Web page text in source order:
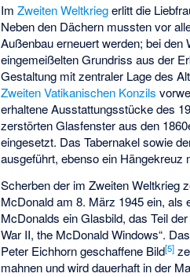
ImZweiten Weltkriegerlitt die
Neben den Dächern mussten vor
Außenbau erneuert werden; bei
eingemeißelten Grundriss aus der
Gestaltung mit zentraler Lage des
Zweiten Vatikanischen Konzils
erhaltene Ausstattungsstücke des
zerstörten Glasfenster aus den
eingesetzt. Das Tabernakel sowie
ausgeführt, ebenso ein
Scherben der im Zweiten Weltkrieg
McDonald am 8. März 1945 ein, als
McDonalds ein Glasbild, das Teil
War II, the McDonald Windows“.
Peter Eichhorn geschaffene Bild[5]
mahnen und wird dauerhaft in der